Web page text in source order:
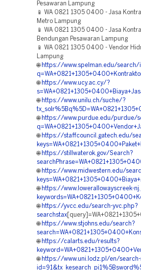
Pesawaran Lampung
📱 WA 0821 1305 0400 - Jasa
Metro Lampung
📱 WA 0821 1305 0400 - Jasa
Bendungan Pesawaran Lampung
📱 WA 0821 1305 0400 - Vendor
Lampung
🌐 https://www.spelman.edu/search/
🌐 https://www.ucy.ac.cy/?
🌐 https://www.unilu.ch/suche/?
🌐 https://www.purdue.edu/purdue/
🌐 https://staffcouncil.gatech.edu/
🌐 https://stillwaterok.gov/Search?
🌐 https://www.midwestern.edu/
🌐 https://www.lowerallowayscreek-
🌐 https://yvcc.edu/search-yvc.php?
searchstax
🌐 https://www.stjohns.edu/search?
🌐 https://calarts.edu/results?
🌐 https://www.uni.lodz.pl/en/search-